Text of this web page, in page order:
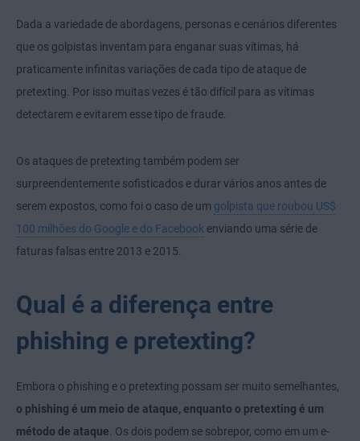
Dada a variedade de abordagens, personas e cenários diferentes
que os golpistas inventam para enganar suas vítimas, há
praticamente infinitas variações de cada tipo de ataque de
pretexting. Por isso muitas vezes é tão difícil para as vítimas
detectarem e evitarem esse tipo de fraude.
Os ataques de pretexting também podem ser
surpreendentemente sofisticados e durar vários anos antes de
serem expostos, como foi o caso de um golpista que roubou US$
100 milhões do Google e do Facebook enviando uma série de
faturas falsas entre 2013 e 2015.
Qual é a diferença entre
phishing e pretexting?
Embora o phishing e o pretexting possam ser muito semelhantes,
o phishing é um meio de ataque, enquanto o pretexting é um
método de ataque. Os dois podem se sobrepor, como em um e-